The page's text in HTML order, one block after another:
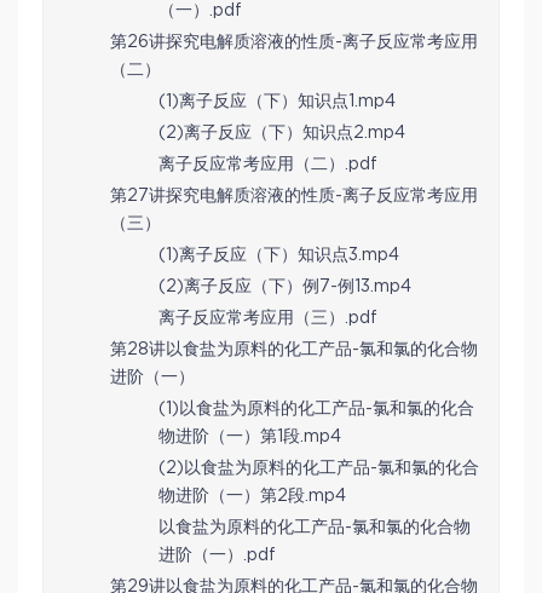
（一）.pdf
第26讲探究电解质溶液的性质-离子反应常考应用
（二）
(1)离子反应（下）知识点1.mp4
(2)离子反应（下）知识点2.mp4
离子反应常考应用（二）.pdf
第27讲探究电解质溶液的性质-离子反应常考应用
（三）
(1)离子反应（下）知识点3.mp4
(2)离子反应（下）例7-例13.mp4
离子反应常考应用（三）.pdf
第28讲以食盐为原料的化工产品-氯和氯的化合物
进阶（一）
(1)以食盐为原料的化工产品-氯和氯的化合
物进阶（一）第1段.mp4
(2)以食盐为原料的化工产品-氯和氯的化合
物进阶（一）第2段.mp4
以食盐为原料的化工产品-氯和氯的化合物
进阶（一）.pdf
第29讲以食盐为原料的化工产品-氯和氯的化合物